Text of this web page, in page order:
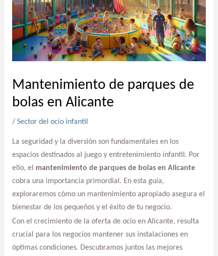
Mantenimiento de parques de
bolas en Alicante
/ Sector del ocio infantil
La seguridad y la diversión son fundamentales en los
espacios destinados al juego y entretenimiento infantil. Por
ello, el mantenimiento de parques de bolas en Alicante
cobra una importancia primordial. En esta guía,
exploraremos cómo un mantenimiento apropiado asegura el
bienestar de los pequeños y el éxito de tu negocio.
Con el crecimiento de la oferta de ocio en Alicante, resulta
crucial para los negocios mantener sus instalaciones en
óptimas condiciones. Descubramos juntos las mejores